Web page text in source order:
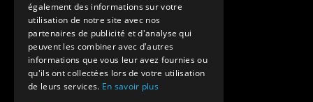
Charte de confidentialité
Vacances Adaptées Adulte Supernova
également des informations sur votre
utilisation de notre site avec nos
partenaires de publicité et d'analyse qui
peuvent les combiner avec d'autres
informations que vous leur avez fournies ou
qu'ils ont collectées lors de votre utilisation
de leurs services. En savoir plus